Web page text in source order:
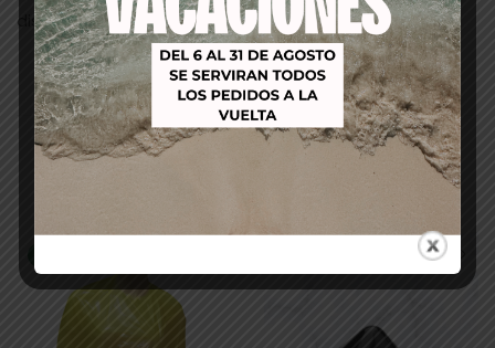
distribuidores en más de 50 países en todo el mundo.